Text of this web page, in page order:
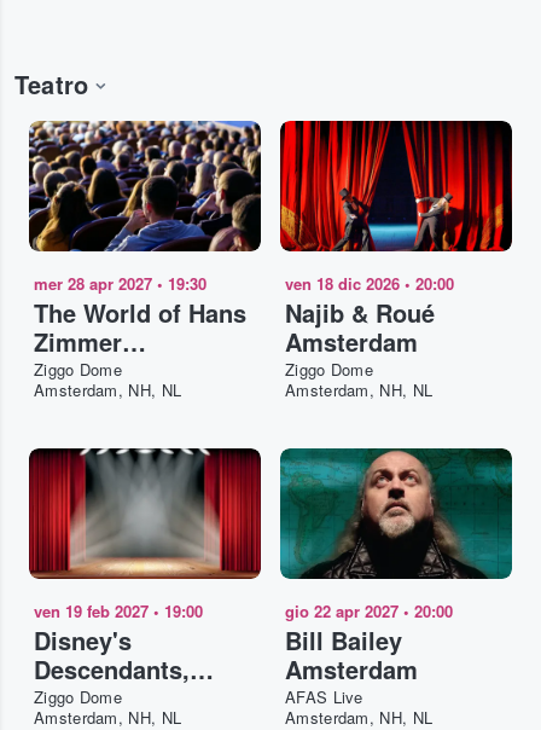
Teatro
mer 28 apr 2027 • 19:30
The World of Hans
Zimmer
Amsterdam
Ziggo Dome
Amsterdam, NH, NL
ven 18 dic 2026 • 20:00
Najib & Roué
Amsterdam
Ziggo Dome
Amsterdam, NH, NL
ven 19 feb 2027 • 19:00
Disney's
Descendants,
ZOMBIES & Camp
Ziggo Dome
Amsterdam, NH, NL
gio 22 apr 2027 • 20:00
Bill Bailey
Amsterdam
AFAS Live
Amsterdam, NH, NL